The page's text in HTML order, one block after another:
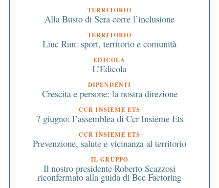
TERRITORIO
Alla Busto di Sera corre l’inclusione
TERRITORIO
Liuc Run: sport, territorio e comunità
EDICOLA
L’Edicola
DIPENDENTI
Crescita e persone: la nostra direzione
CCR INSIEME ETS
7 giugno: l’assemblea di Ccr Insieme Ets
CCR INSIEME ETS
Prevenzione, salute e vicinanza al territorio
IL GRUPPO
Il nostro presidente Roberto Scazzosi
riconfermato alla guida di Bcc Factoring